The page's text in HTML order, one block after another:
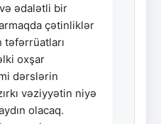
ədalətli bir
çətinliklər
təfərrüatları
oxşar
dərslərin
vəziyyətin niyə
olacaq.